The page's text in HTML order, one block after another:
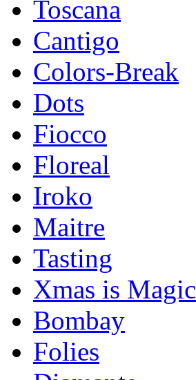
Toscana
Cantigo
Colors-Break
Dots
Fiocco
Floreal
Iroko
Maitre
Tasting
Xmas is Magic
Bombay
Folies